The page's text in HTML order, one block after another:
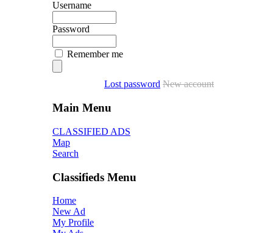
Username
Password
Remember me
Lost password New account
Main Menu
CLASSIFIED ADS
Map
Search
Classifieds Menu
Home
New Ad
My Profile